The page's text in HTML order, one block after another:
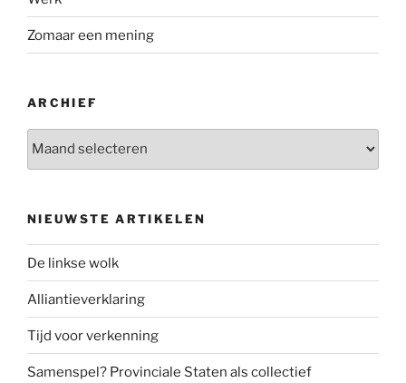
Zomaar een mening
ARCHIEF
NIEUWSTE ARTIKELEN
De linkse wolk
Alliantieverklaring
Tijd voor verkenning
Samenspel? Provinciale Staten als collectief